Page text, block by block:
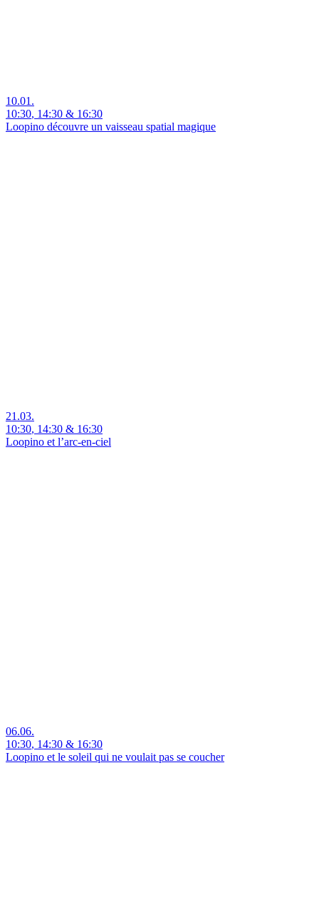
10.01.
10:30, 14:30 & 16:30
Loopino découvre un vaisseau spatial magique
21.03.
10:30, 14:30 & 16:30
Loopino et l’arc-en-ciel
06.06.
10:30, 14:30 & 16:30
Loopino et le soleil qui ne voulait pas se coucher